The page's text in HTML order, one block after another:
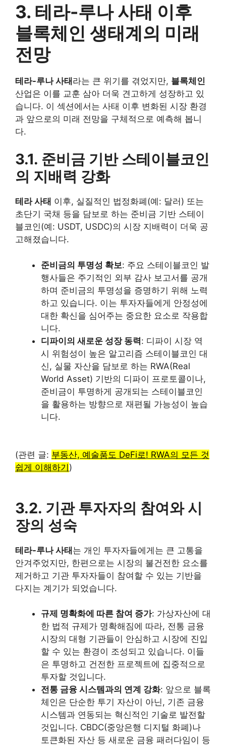
3. 테라-루나 사태 이후
블록체인 생태계의 미래
전망
테라-루나 사태라는 큰 위기를 겪었지만, 블록체인
산업은 이를 교훈 삼아 더욱 견고하게 성장하고 있
습니다. 이 섹션에서는 사태 이후 변화된 시장 환경
과 앞으로의 미래 전망을 구체적으로 예측해 봅니
다.
3.1. 준비금 기반 스테이블코인
의 지배력 강화
테라 사태 이후, 실질적인 법정화폐(예: 달러) 또는
초단기 국채 등을 담보로 하는 준비금 기반 스테이
블코인(예: USDT, USDC)의 시장 지배력이 더욱 공
고해졌습니다.
준비금의 투명성 확보: 주요 스테이블코인 발
행사들은 주기적인 외부 감사 보고서를 공개
하며 준비금의 투명성을 증명하기 위해 노력
하고 있습니다. 이는 투자자들에게 안정성에
대한 확신을 심어주는 중요한 요소로 작용합
니다.
디파이의 새로운 성장 동력: 디파이 시장 역
시 위험성이 높은 알고리즘 스테이블코인 대
신, 실물 자산을 담보로 하는 RWA(Real
World Asset) 기반의 디파이 프로토콜이나,
준비금이 투명하게 공개되는 스테이블코인
을 활용하는 방향으로 재편될 가능성이 높습
니다.
(관련 글: 부동산, 예술품도 DeFi로! RWA의 모든 것
쉽게 이해하기 )
3.2. 기관 투자자의 참여와 시
장의 성숙
테라-루나 사태는 개인 투자자들에게는 큰 고통을
안겨주었지만, 한편으로는 시장의 불건전한 요소를
제거하고 기관 투자자들이 참여할 수 있는 기반을
다지는 계기가 되었습니다.
규제 명확화에 따른 참여 증가: 가상자산에 대
한 법적 규제가 명확해짐에 따라, 전통 금융
시장의 대형 기관들이 안심하고 시장에 진입
할 수 있는 환경이 조성되고 있습니다. 이들
은 투명하고 건전한 프로젝트에 집중적으로
투자할 것입니다.
전통 금융 시스템과의 연계 강화: 앞으로 블록
체인은 단순한 투기 자산이 아닌, 기존 금융
시스템과 연동되는 혁신적인 기술로 발전할
것입니다. CBDC(중앙은행 디지털 화폐)나
토큰화된 자산 등 새로운 금융 패러다임이 등